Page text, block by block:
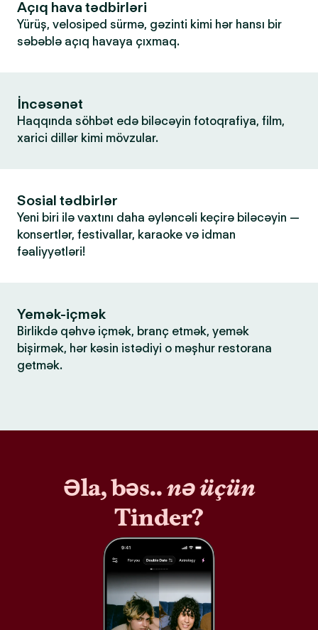
Açıq hava tədbirləri
Yürüş, velosiped sürmə, gəzinti kimi hər hansı bir
səbəblə açıq havaya çıxmaq.
İncəsənət
Haqqında söhbət edə biləcəyin fotoqrafiya, film,
xarici dillər kimi mövzular.
Sosial tədbirlər
Yeni biri ilə vaxtını daha əyləncəli keçirə biləcəyin —
konsertlər, festivallar, karaoke və idman
fəaliyyətləri!
Yemək-içmək
Birlikdə qəhvə içmək, branç etmək, yemək
bişirmək, hər kəsin istədiyi o məşhur restorana
getmək.
Əla, bəs..nə üçün
Tinder?